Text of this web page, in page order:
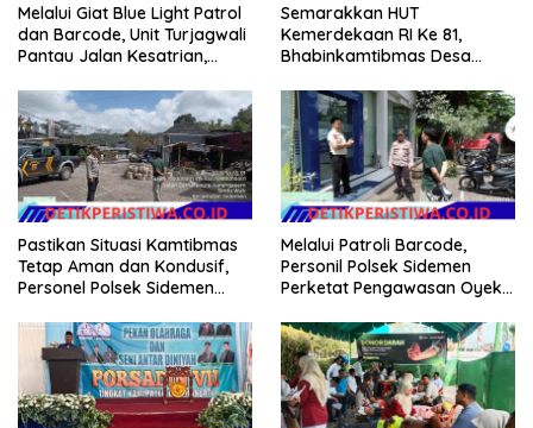
Melalui Giat Blue Light Patrol
dan Barcode, Unit Turjagwali
Pantau Jalan Kesatrian,
Semarakkan HUT
Kemerdekaan RI Ke 81,
Bhabinkamtibmas Desa
Warganya Kibarkan Bendera
Merah Putih
Pastikan Situasi Kamtibmas
Tetap Aman dan Kondusif,
Personel Polsek Sidemen
Melalui Patroli Barcode,
Personil Polsek Sidemen
Perketat Pengawasan Oyek